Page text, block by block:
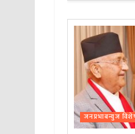
जनप्रभाबन्युज